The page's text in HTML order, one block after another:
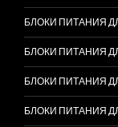
БЛОКИ ПИТАНИЯ
БЛОКИ ПИТАНИЯ
БЛОКИ ПИТАНИЯ
БЛОКИ ПИТАНИЯ